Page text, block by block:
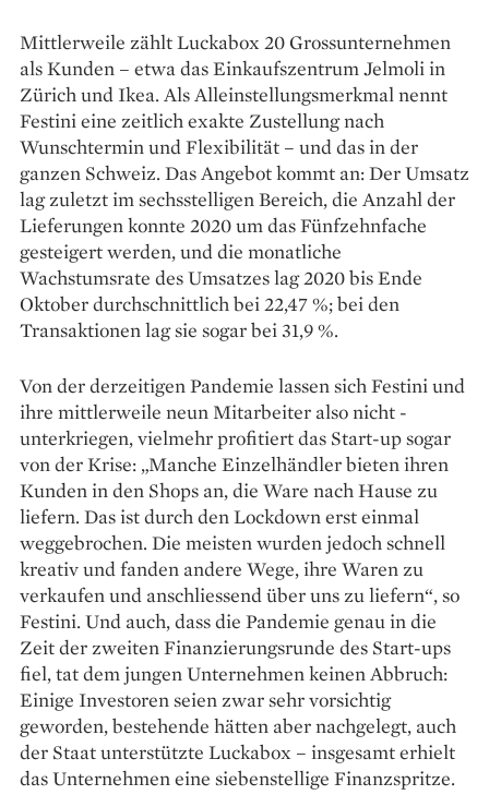
Mittlerweile zählt ­Luckabox 20 Grossunternehmen
als ­Kunden – etwa das Einkaufszentrum ­Jelmoli in
Zürich und Ikea. Als Alleinstellungsmerkmal nennt
Festini eine ­zeitlich exakte Zustellung nach
Wunschtermin und Flexibilität – und das in der
ganzen Schweiz. Das Angebot kommt an: Der Umsatz
lag zuletzt im sechsstelligen Bereich, die Anzahl der
Lieferungen ­konnte 2020 um das Fünfzehnfache
gesteigert werden, und die monatliche
Wachstumsrate des ­Umsatzes lag 2020 bis Ende
Oktober durchschnittlich bei 22,47 %; bei den
Transaktionen lag sie sogar bei 31,9 %.
Von der derzeitigen Pandemie lassen sich Festini und
ihre mittlerweile neun Mitarbeiter also nicht ­
unterkriegen, vielmehr profitiert das Start-up sogar
von der Krise: „Manche Einzelhändler bieten ihren
Kunden in den Shops an, die Ware nach Hause zu
liefern. Das ist durch den Lockdown erst einmal
weggebrochen. Die meisten wurden jedoch schnell
kreativ und fanden andere Wege, ihre Waren zu
verkaufen und anschliessend über uns zu liefern“, so
Festini. Und auch, dass die Pandemie genau in die
Zeit der zweiten Finanzierungsrunde des Start-ups
fiel, tat dem jungen Unternehmen keinen Abbruch:
Einige Investoren seien zwar sehr vorsichtig
geworden, ­bestehende hätten aber nachgelegt, auch
der Staat unterstützte Luckabox – ins­gesamt erhielt
das Unternehmen eine siebenstellige Finanzspritze.